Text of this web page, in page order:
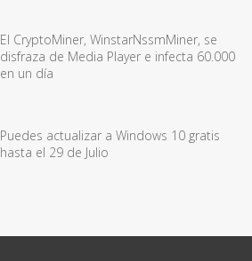
El CryptoMiner, WinstarNssmMiner, se
disfraza de Media Player e infecta 60.000
en un día
Puedes actualizar a Windows 10 gratis
hasta el 29 de Julio